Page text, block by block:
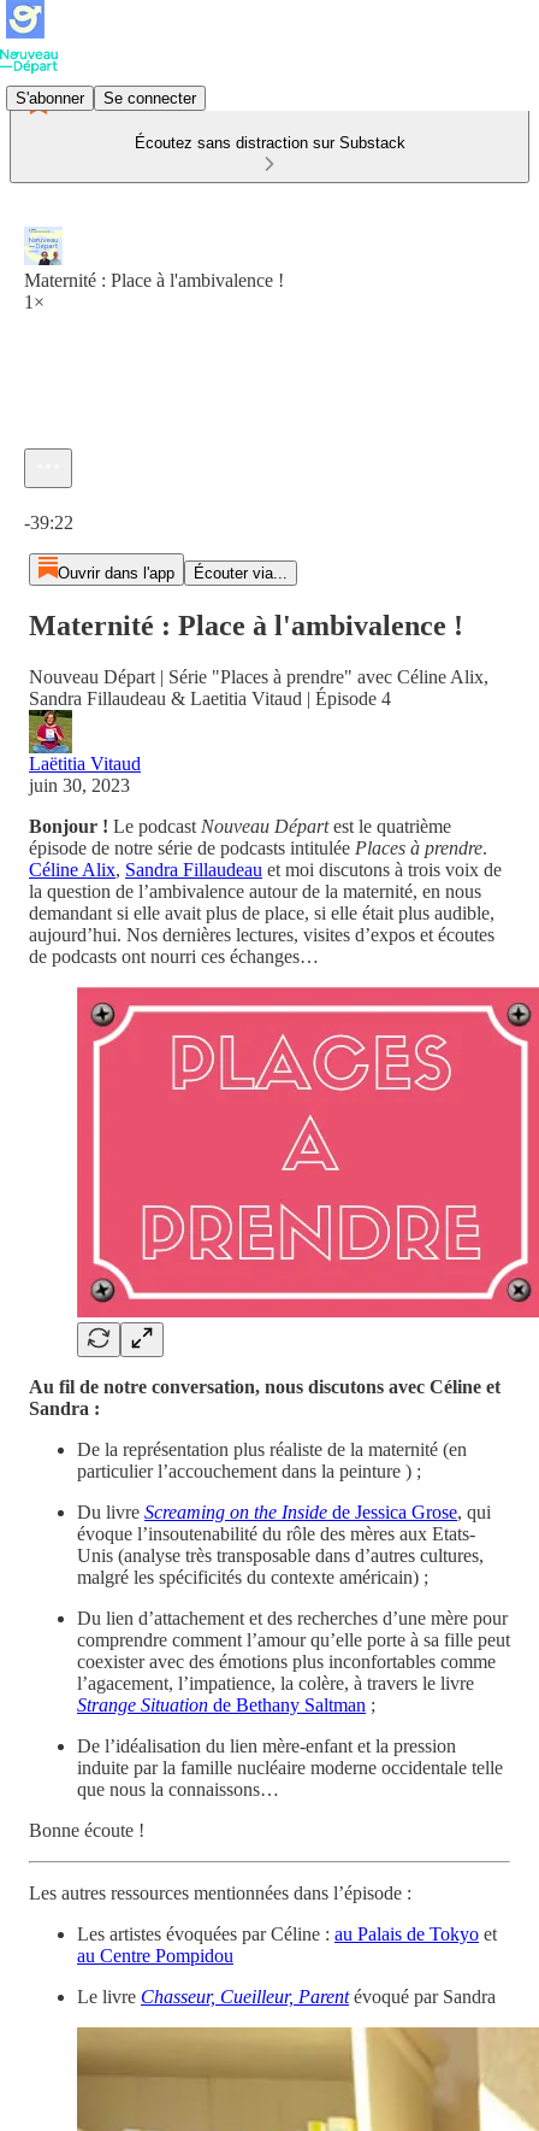
S'abonner Se connecter
Écoutez sans distraction sur Substack
Maternité : Place à l'ambivalence !
1×
-39:22
Ouvrir dans l'app Écouter via...
Maternité : Place à l'ambivalence !
Nouveau Départ | Série "Places à prendre" avec Céline Alix,
Sandra Fillaudeau & Laetitia Vitaud | Épisode 4
Laëtitia Vitaud
juin 30, 2023
Bonjour ! Le podcast Nouveau Départest le quatrième
épisode de notre série de podcasts intitulée Places à prendre.
Céline Alix, Sandra Fillaudeau et moi discutons à trois voix de
la question de l’ambivalence autour de la maternité, en nous
demandant si elle avait plus de place, si elle était plus audible,
aujourd’hui. Nos dernières lectures, visites d’expos et écoutes
de podcasts ont nourri ces échanges…
Au fil de notre conversation, nous discutons avec Céline et
Sandra :
De la représentation plus réaliste de la maternité (en
particulier l’accouchement dans la peinture ) ;
Du livre Screaming on the Inside de Jessica Grose, qui
évoque l’insoutenabilité du rôle des mères aux Etats-
Unis (analyse très transposable dans d’autres cultures,
malgré les spécificités du contexte américain) ;
Du lien d’attachement et des recherches d’une mère pour
comprendre comment l’amour qu’elle porte à sa fille peut
coexister avec des émotions plus inconfortables comme
l’agacement, l’impatience, la colère, à travers le livre
Strange Situation de Bethany Saltman ;
De l’idéalisation du lien mère-enfant et la pression
induite par la famille nucléaire moderne occidentale telle
que nous la connaissons…
Bonne écoute !
Les autres ressources mentionnées dans l’épisode :
Les artistes évoquées par Céline : au Palais de Tokyo et
au Centre Pompidou
Le livre Chasseur, Cueilleur, Parentévoqué par Sandra